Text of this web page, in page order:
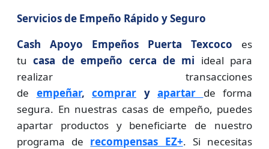
Servicios de Empeño Rápido y Seguro
Cash Apoyo Empeños Puerta Texcoco es
tucasa de empeño cerca de mi ideal para
realizar transacciones
de empeñar, comprar y apartar
de forma
segura. En nuestras casas de empeño, puedes
apartar productos y beneficiarte de nuestro
programa de recompensas EZ+. Si necesitas